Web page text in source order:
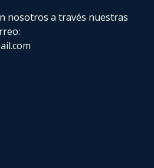
nosotros a través nuestras